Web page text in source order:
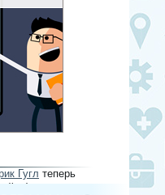
Гугл теперь
:)